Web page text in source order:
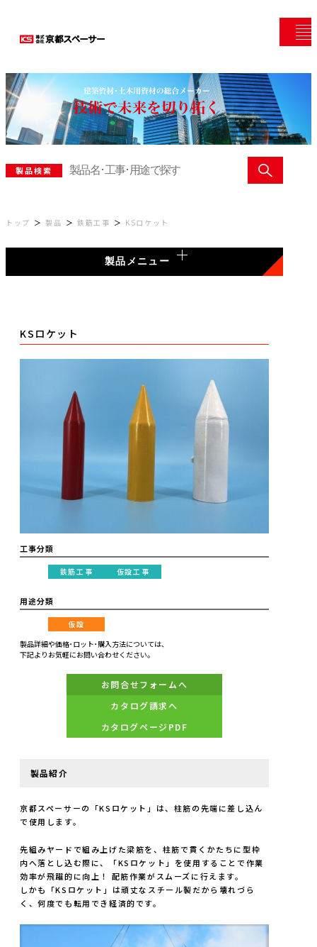
製品検索
トップ 製品 鉄筋工事 KSロケット
製品メニュー
KSロケット
工事分類
鉄筋工事 仮設工事
用途分類
仮設
製品詳細や価格･ロット･購入方法については、
下記よりお気軽にお問い合わせください。
お問合せフォームへ
カタログ請求へ
カタログページPDF
製品紹介
京都スペーサーの「KSロケット」は、柱筋の先端に差し込ん
で使用します。
先組みヤードで組み上げた梁筋を、柱筋で貫くかたちに型枠
内へ落とし込む際に、「KSロケット」を使用することで作業
効率が飛躍的に向上！ 配筋作業がスムーズに行えます。
しかも「KSロケット」は頑丈なスチール製だから壊れづら
く、何度でも転用でき経済的です。